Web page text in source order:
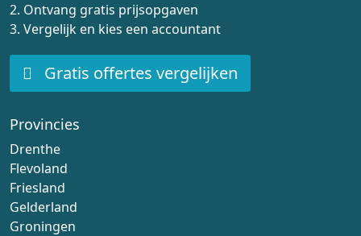
2. Ontvang gratis prijsopgaven
3. Vergelijk en kies een accountant
Gratis offertes vergelijken
Provincies
Drenthe
Flevoland
Friesland
Gelderland
Groningen